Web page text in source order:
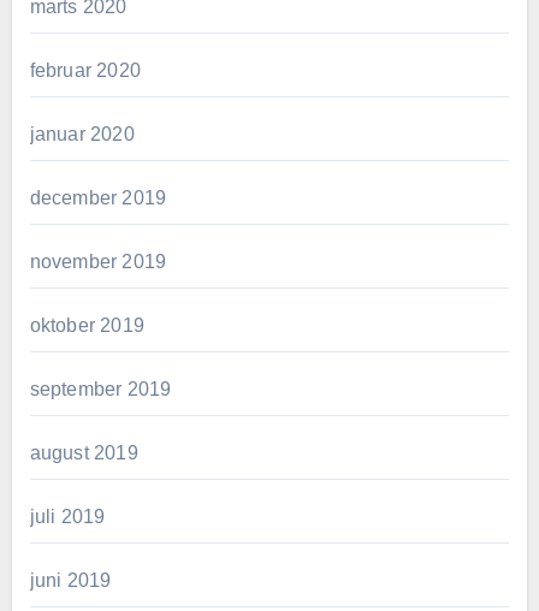
marts 2020
februar 2020
januar 2020
december 2019
november 2019
oktober 2019
september 2019
august 2019
juli 2019
juni 2019